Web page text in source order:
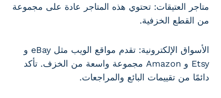
متاجر العتيقات: تحتوي هذه المتاجر عادة على مجموعة
من القطع الخزفية.
الأسواق الإلكترونية: تقدم مواقع الويب مثل eBay و
Etsy و Amazon مجموعة واسعة من الخزف. تأكد
دائمًا من تقييمات البائع والمراجعات.